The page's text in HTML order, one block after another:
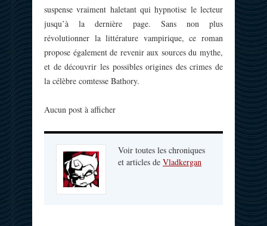
suspense vraiment haletant qui hypnotise le lecteur
jusqu’à la dernière page. Sans non plus
révolutionner la littérature vampirique, ce roman
propose également de revenir aux sources du mythe,
et de découvrir les possibles origines des crimes de
la célèbre comtesse Bathory.
Aucun post à afficher
Voir toutes les chroniques
et articles de Vladkergan